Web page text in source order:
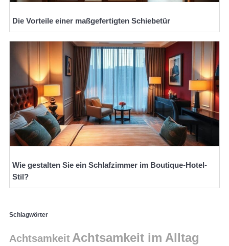
Die Vorteile einer maßgefertigten Schiebetür
Wie gestalten Sie ein Schlafzimmer im Boutique-Hotel-
Stil?
Schlagwörter
Achtsamkeit Achtsamkeit im Alltag